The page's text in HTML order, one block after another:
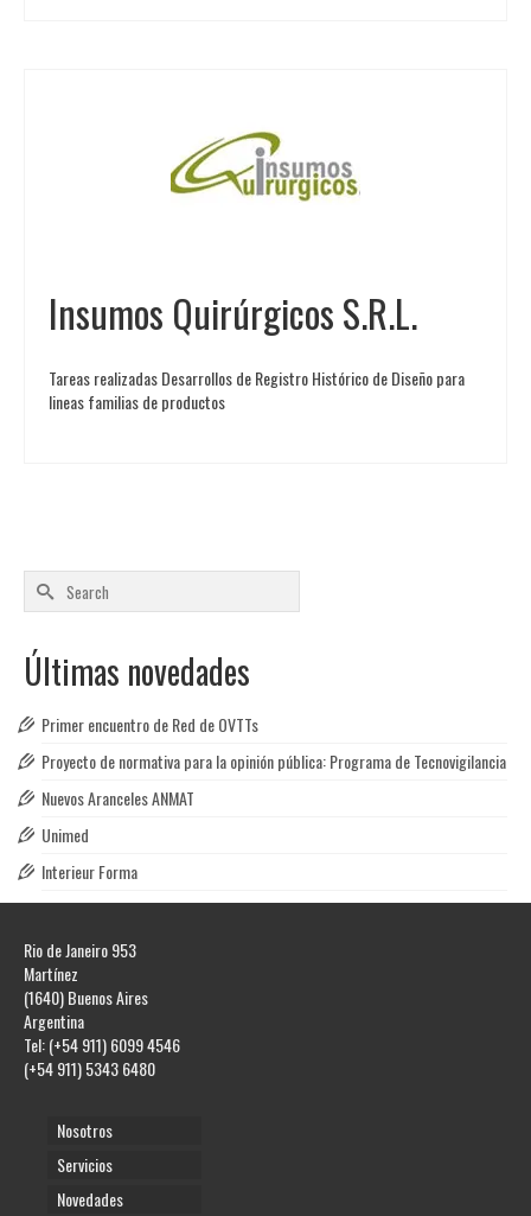
Insumos Quirúrgicos S.R.L.
Tareas realizadas Desarrollos de Registro Histórico de Diseño para
lineas familias de productos
Search
for:
Últimas novedades
Primer encuentro de Red de OVTTs
Proyecto de normativa para la opinión pública: Programa de Tecnovigilancia
Nuevos Aranceles ANMAT
Unimed
Interieur Forma
Rio de Janeiro 953
Martínez
(1640) Buenos Aires
Argentina
Tel: (+54 911) 6099 4546
(+54 911) 5343 6480
Nosotros
Servicios
Novedades